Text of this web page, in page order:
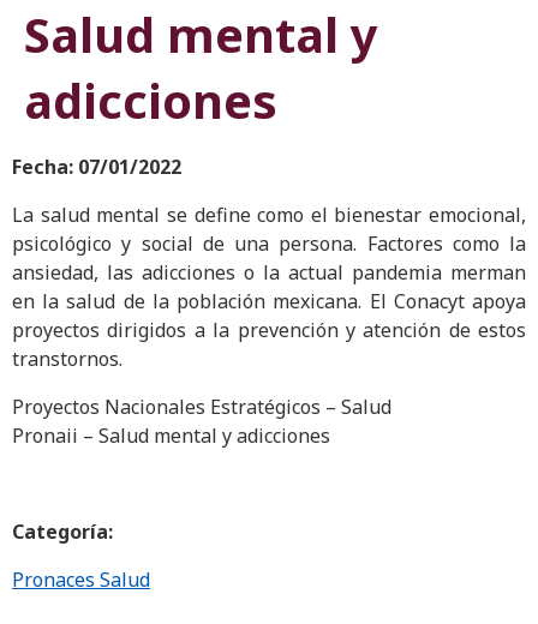
Salud mental y
adicciones
Fecha: 07/01/2022
La salud mental se define como el bienestar emocional,
psicológico y social de una persona. Factores como la
ansiedad, las adicciones o la actual pandemia merman
en la salud de la población mexicana. El Conacyt apoya
proyectos dirigidos a la prevención y atención de estos
transtornos.
Proyectos Nacionales Estratégicos – Salud
Pronaii – Salud mental y adicciones
Categoría:
Pronaces Salud